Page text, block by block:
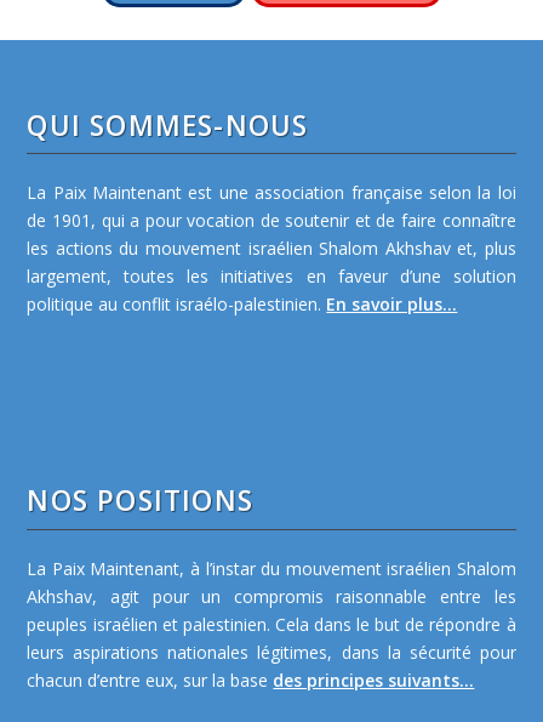
QUI SOMMES-NOUS
La Paix Maintenant est une association française selon la loi
de 1901, qui a pour vocation de soutenir et de faire connaître
les actions du mouvement israélien Shalom Akhshav et, plus
largement, toutes les initiatives en faveur d’une solution
politique au conflit israélo-palestinien. En savoir plus...
NOS POSITIONS
La Paix Maintenant, à l’instar du mouvement israélien Shalom
Akhshav, agit pour un compromis raisonnable entre les
peuples israélien et palestinien. Cela dans le but de répondre à
leurs aspirations nationales légitimes, dans la sécurité pour
chacun d’entre eux, sur la base des principes suivants...